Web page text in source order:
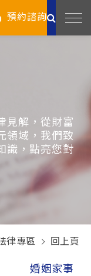
預約諮詢
見解，從財富
領域，我們致
識，點亮您對
律專區 回上頁
婚姻家事